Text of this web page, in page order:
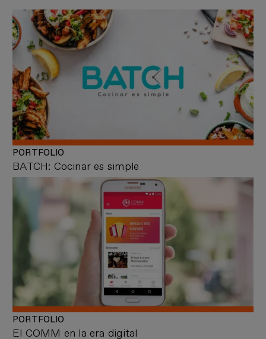
BATCH: Cocinar es simple
PORTFOLIO
El COMM en la era digital
PORTFOLIO